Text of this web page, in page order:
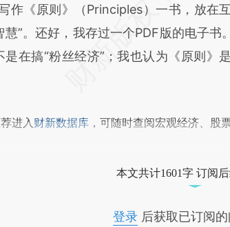
作《原则》（Principles）一书，放在
慧”。还好，我存过一个PDF版的电子书
是在搞“粉丝经济”；我也认为《原则》
进入 财新数据库 ，可随时查阅宏观经济、股
本文共计1601字 订阅
登录后获取已订阅的